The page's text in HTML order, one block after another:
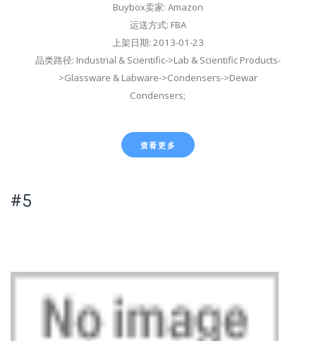
Buybox卖家: Amazon
运送方式: FBA
上架日期: 2013-01-23
品类路径: Industrial & Scientific->Lab & Scientific Products-
>Glassware & Labware->Condensers->Dewar
Condensers;
查看更多
#5